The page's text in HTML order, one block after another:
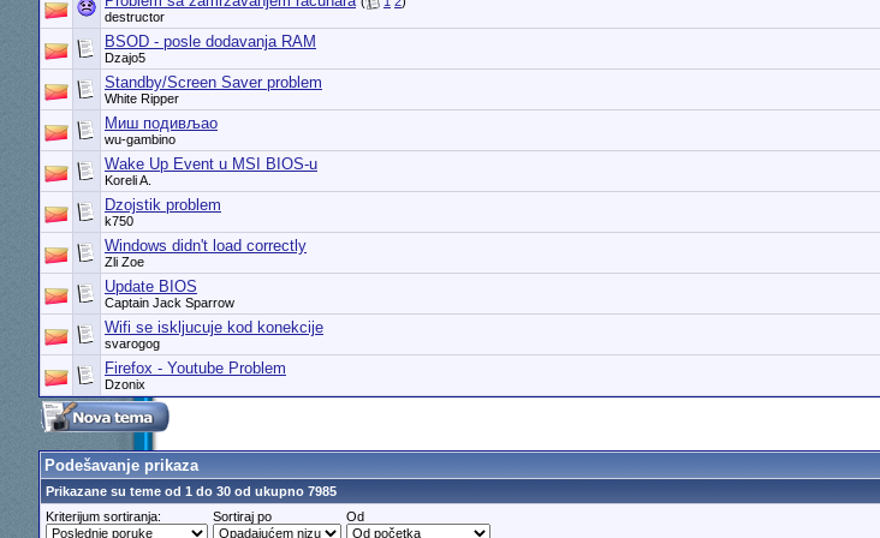
destructor
BSOD - posle dodavanja RAM
Dzajo5
Standby/Screen Saver problem
White Ripper
Миш подивљао
wu-gambino
Wake Up Event u MSI BIOS-u
Koreli A.
Dzojstik problem
k750
Windows didn't load correctly
Zli Zoe
Update BIOS
Captain Jack Sparrow
Wifi se iskljucuje kod konekcije
svarogog
Firefox - Youtube Problem
Dzonix
Podešavanje prikaza
Prikazane su teme od 1 do 30 od ukupno 7985
Kriterijum sortiranja:
Sortiraj po Od